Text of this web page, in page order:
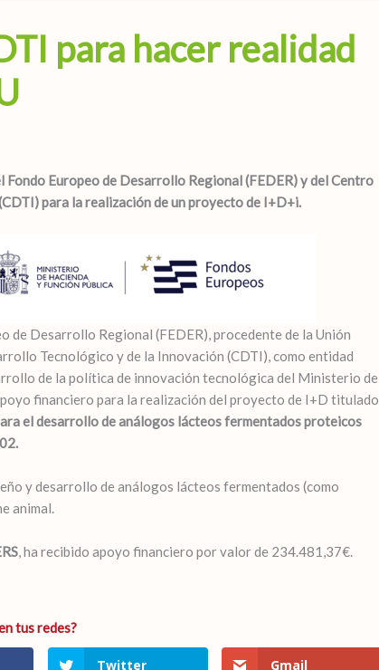
para hacer realidad
Europeo de Desarrollo Regional (FEDER) y del Centro
para la realización de un proyecto de I+D+i.
de Desarrollo Regional (FEDER), procedente de la Unión
Tecnológico y de la Innovación (CDTI), como entidad
de la política de innovación tecnológica del Ministerio de
financiero para la realización del proyecto de I+D titulado
el desarrollo de análogos lácteos fermentados proteicos
y desarrollo de análogos lácteos fermentados (como
animal.
, ha recibido apoyo financiero por valor de 234.481,37€.
Twitter Gmail